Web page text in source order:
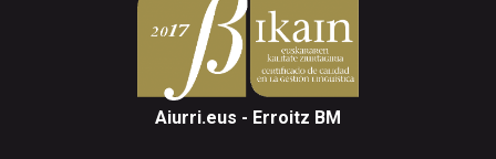
Aiurri.eus - Erroitz BM